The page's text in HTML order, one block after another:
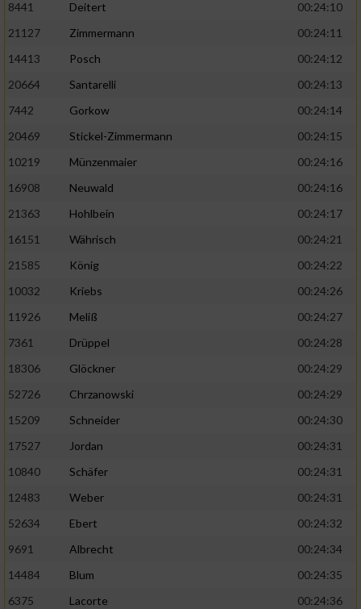
8441 Deitert
00:24:10
21127
Zimmermann
00:24:11
14413
Posch
00:24:12
20664
Santarelli
00:24:13
7442
Gorkow
00:24:14
20469
Stickel-Zimmermann
00:24:15
10219
Münzenmaier
00:24:16
16908
Neuwald
00:24:16
21363
Hohlbein
00:24:17
16151
Währisch
00:24:21
21585
König
00:24:22
10032
Kriebs
00:24:26
11926
Meliß
00:24:27
7361
Drüppel
00:24:28
18306
Glöckner
00:24:29
52726
Chrzanowski
00:24:29
15209
Schneider
00:24:30
17527
Jordan
00:24:31
10840
Schäfer
00:24:31
12483
Weber
00:24:31
52634
Ebert
00:24:32
9691
Albrecht
00:24:34
14484
Blum
00:24:35
6375
Lacorte
00:24:36